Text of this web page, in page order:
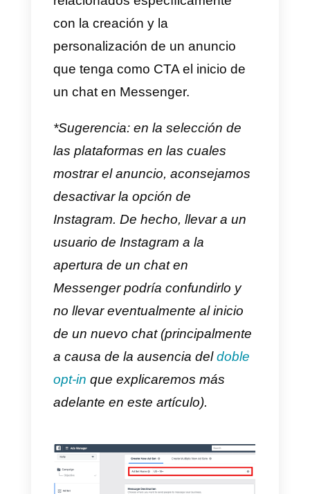
objetivo de la campaña
4) Crea un grupo de anuncios o
selecciona uno ya existente
5) En Grupo de Anuncios, en
Mensajes selecciona “Clic que
envía a Messenger”
Modifica
el público, los
posicionamientos, el
y la programación
7) En Anuncios, personaliza el
aspecto y el formato de tu
anuncio
8) Guarda y publica tu anuncio
publicitario
lospasos detallados arriba
los mismos que deben seguirse